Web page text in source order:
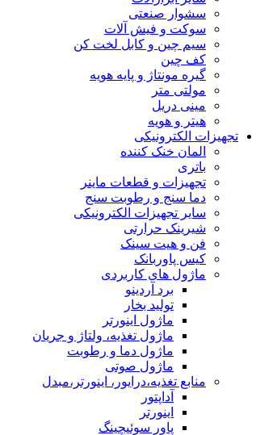
سشوار صنعتی
سوکت و فیش آلات
سیم چین و کابل لخت کن
کف چین
گیره مونتاژ و پایه هویه
مولتی متر
مینی دریل
هیتر و هویه
تجهیزات الکترونیکی
المان خنک کننده
باتری
تجهیزات و قطعات ماینر
دما سنج و رطوبت سنج
سایر تجهیزات الکترونیکی
شیرینک حرارتی
فن و هیت سینک
کیس پاوربانک
ماژول های کاربردی
برد آردینو
تولید بخار
ماژول اینورتر
ماژول تغذیه، ولتاژ و جریان
ماژول دما و رطوبت
ماژول صوتی
منابع تغذیه،درایور، اینورتر،مبدل
آداپتور
اینورتر
پاور سوئیچینگ